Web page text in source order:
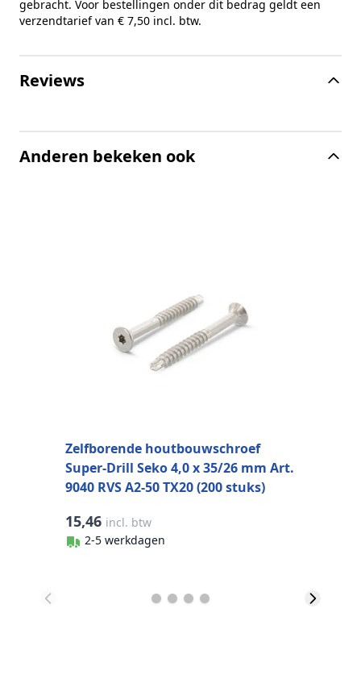
gebracht. Voor bestellingen onder dit bedrag geldt een
verzendtarief van € 7,50 incl. btw.
Reviews
Anderen bekeken ook
Zelfborende houtbouwschroef
Super-Drill Seko 4,0 x 35/26 mm Art.
9040 RVS A2-50 TX20 (200 stuks)
15,46 incl. btw
2-5 werkdagen